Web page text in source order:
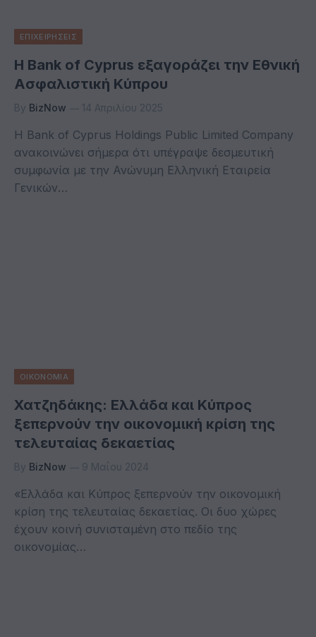
ΕΠΙΧΕΙΡΗΣΕΙΣ
Η Bank of Cyprus εξαγοράζει την Εθνική
Ασφαλιστική Κύπρου
By BizNow 14 Απριλίου 2025
Η Bank of Cyprus Holdings Public Limited Company
ανακοινώνει σήμερα ότι υπέγραψε δεσμευτική
συμφωνία με την Ανώνυμη Ελληνική Εταιρεία
Γενικών…
ΟΙΚΟΝΟΜΙΑ
Χατζηδάκης: Ελλάδα και Κύπρος
ξεπερνούν την οικονομική κρίση της
τελευταίας δεκαετίας
By BizNow 9 Μαΐου 2024
«Ελλάδα και Κύπρος ξεπερνούν την οικονομική
κρίση της τελευταίας δεκαετίας. Οι δυο χώρες
έχουν κοινή συνισταμένη στο πεδίο της
οικονομίας…